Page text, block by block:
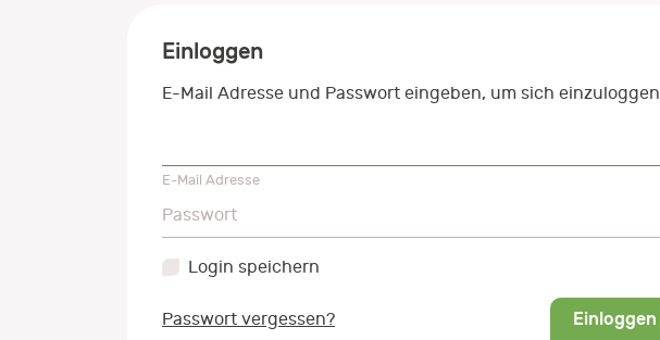
Einloggen
E-Mail Adresse und Passwort eingeben, um sich einzuloggen.
E-Mail Adresse
Passwort
Passwort
Login speichern
Passwort vergessen? Einloggen